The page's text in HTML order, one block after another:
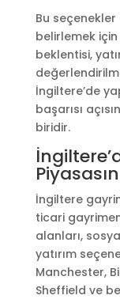
Bu
belirlemek için
beklentisi,
İngiltere’de
başarısı
biridir.
İngiltere
ticari
alanları,
yatırım
Manchester,
Sheffield ve